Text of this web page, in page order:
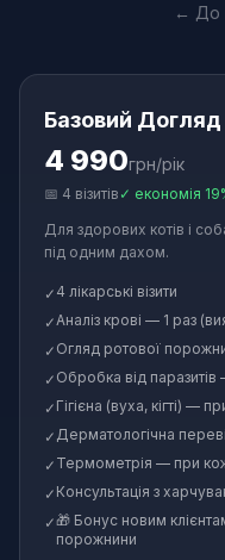
← До
Базовий Догляд
4 990грн/рік
📅 4 візитів ✓ економія
Для здорових котів і
під одним дахом.
✓ 4 лікарські візити
✓Аналіз крові — 1 раз
✓ Огляд ротової
✓ Обробка від паразитів
✓ Гігієна (вуха, кігті) —
✓ Дерматологічна
✓ Термометрія — при
✓ Консультація з
✓🎁 Бонус новим
порожнини